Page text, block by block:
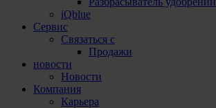
iQblue
Сервис
Связаться с
Продажи
новости
Новости
Компания
Карьера